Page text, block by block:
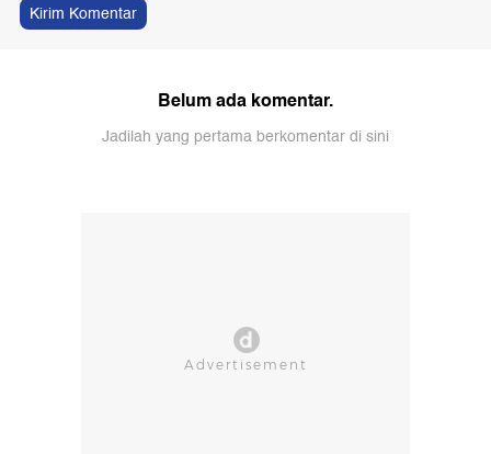
Kirim Komentar
Belum ada komentar.
Jadilah yang pertama berkomentar di sini